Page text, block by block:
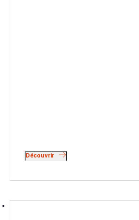
Découvrir